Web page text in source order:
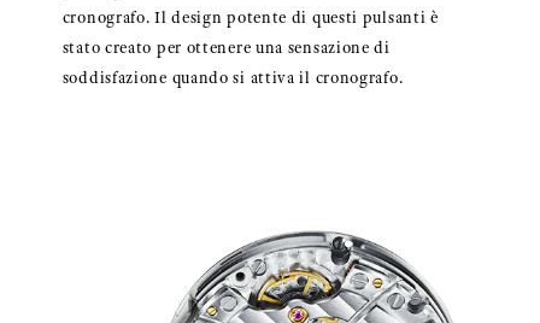
cronografo. Il design potente di questi pulsanti è
stato creato per ottenere una sensazione di
soddisfazione quando si attiva il cronografo.